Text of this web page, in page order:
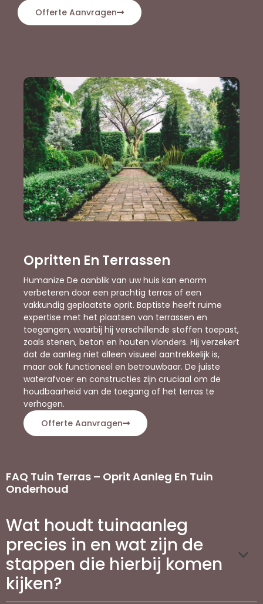
Offerte Aanvragen
Opritten En Terrassen
Humanize De aanblik van uw huis kan enorm
verbeteren door een prachtig terras of een
vakkundig geplaatste oprit. Baptiste heeft ruime
expertise met het plaatsen van terrassen en
toegangen, waarbij hij verschillende stoffen toepast,
zoals stenen, beton en houten vlonders. Hij verzekert
dat de aanleg niet alleen visueel aantrekkelijk is,
maar ook functioneel en betrouwbaar. De juiste
waterafvoer en constructies zijn cruciaal om de
houdbaarheid van de toegang of het terras te
verhogen.
Offerte Aanvragen
FAQ Tuin Terras – Oprit Aanleg En Tuin
Onderhoud
Wat houdt tuinaanleg
precies in en wat zijn de
stappen die hierbij komen
kijken?